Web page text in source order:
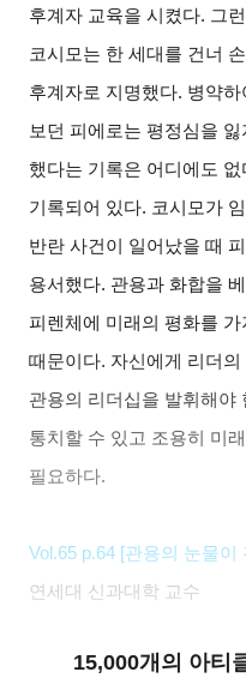
후계자 교육을 시켰다. 그
코시모는 한 세대를 건너
후계자로 지명했다. 병약
보던 피에로는 평정심을
했다는 기록은 어디에도
기록되어 있다. 코시모가
반란 사건이 일어났을 때
용서했다. 관용과 화합을
피렌체에 미래의 평화를 가
때문이다. 자신에게 리더
관용의 리더십을 발휘해야
통치할 수 있고 조용히 미
필요하다.
Vol.65 p.64 [관용의 눈물이
연세대 신과대학 교수
15,000개의 아티